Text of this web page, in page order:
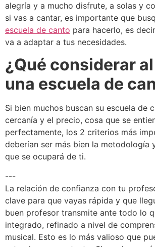
alegría y a mucho disfrute, a solas y
si vas a cantar, es importante que
escuela de canto para hacerlo, es
va a adaptar a tus necesidades.
¿Qué considerar
una escuela de
Si bien muchos buscan su escuela de
cercanía y el precio, cosa que se
perfectamente, los 2 criterios más
deberían ser más bien la metodología
que se ocupará de ti.
---
La relación de confianza con tu
clave para que vayas rápida y que
buen profesor transmite ante todo lo
integrado, refinado a nivel de
musical. Esto es lo más valioso que